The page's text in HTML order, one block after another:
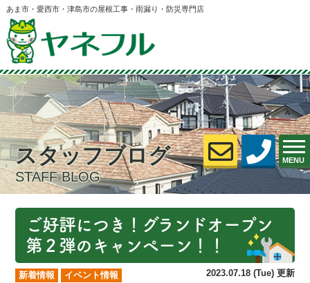
あま市・愛西市・津島市の屋根工事・雨漏り・防災専門店
MENU
スタッフブログ
STAFF BLOG
ご好評につき！グランドオープン
第２弾のキャンペーン！！
新着情報 イベント情報 2023.07.18 (Tue) 更新